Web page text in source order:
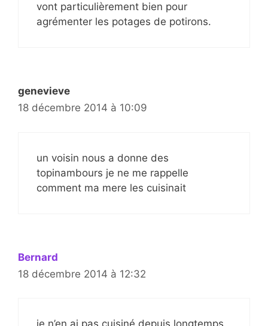
vont particulièrement bien pour
agrémenter les potages de potirons.
genevieve
18 décembre 2014 à 10:09
un voisin nous a donne des
topinambours je ne me rappelle
comment ma mere les cuisinait
Bernard
18 décembre 2014 à 12:32